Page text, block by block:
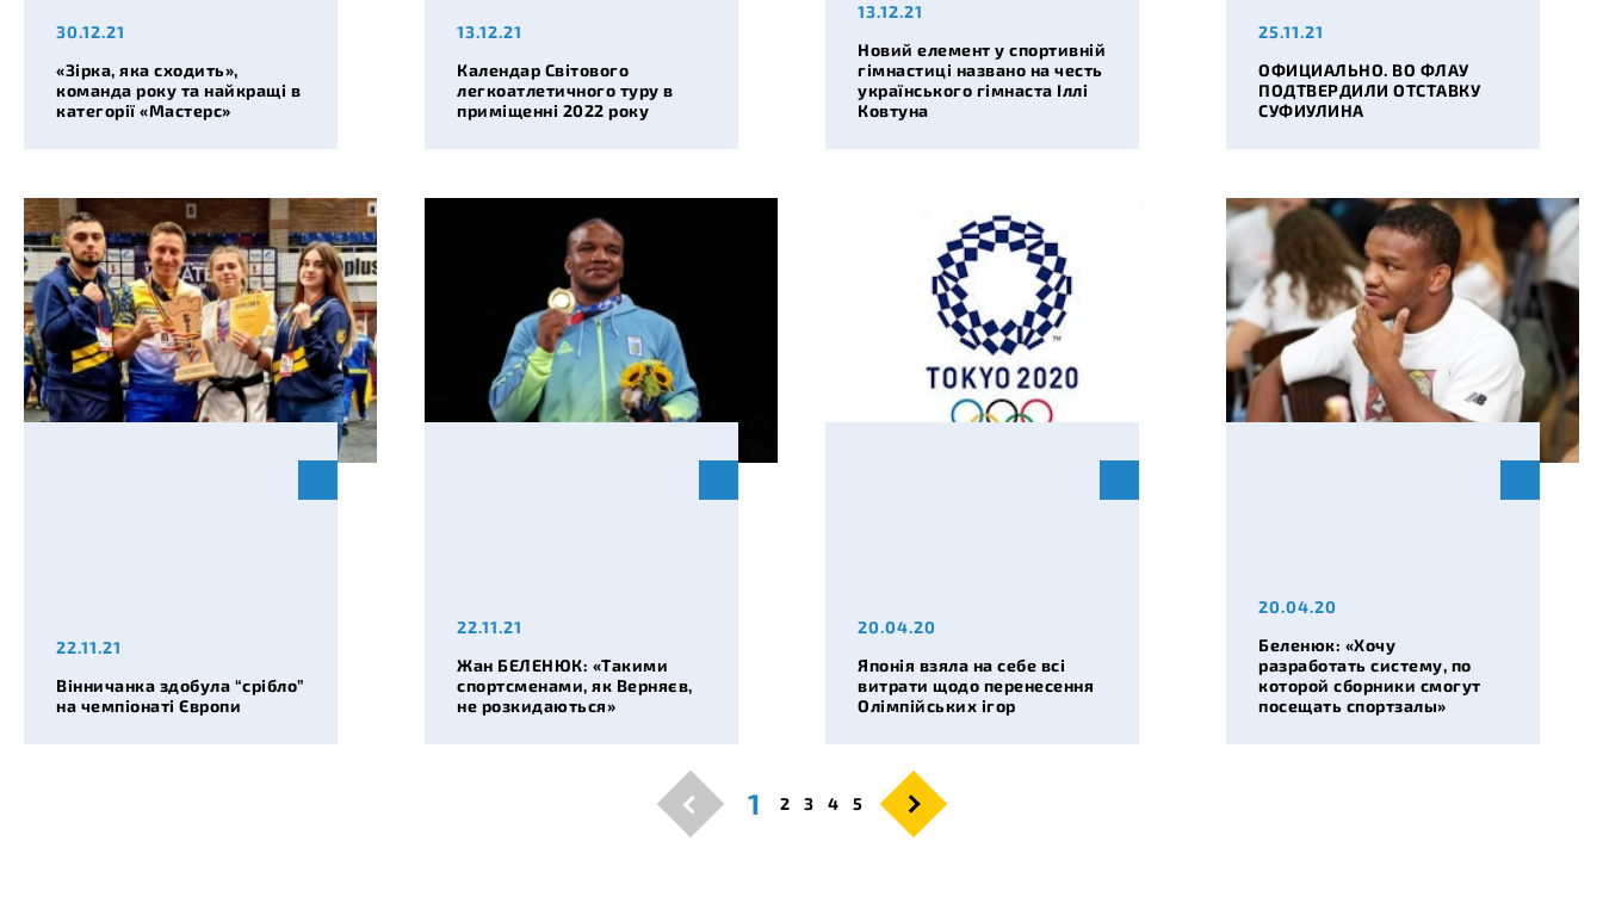
30.12.21
«Зірка, яка сходить»,
команда року та найкращі в
категорії «Мастерс»
13.12.21
Календар Світового
легкоатлетичного туру в
приміщенні 2022 року
13.12.21
Новий елемент у спортивній
гімнастиці названо на честь
українського гімнаста Іллі
Ковтуна
25.11.21
ОФИЦИАЛЬНО. ВО ФЛАУ
ПОДТВЕРДИЛИ ОТСТАВКУ
СУФИУЛИНА
22.11.21
Вінничанка здобула “срібло”
на чемпіонаті Європи
22.11.21
Жан БЕЛЕНЮК: «Такими
спортсменами, як Верняєв,
не розкидаються»
20.04.20
Японія взяла на себе всі
витрати щодо перенесення
Олімпійських ігор
20.04.20
Беленюк: «Хочу
разработать систему, по
которой сборники смогут
посещать спортзалы»
1 2 3 4 5